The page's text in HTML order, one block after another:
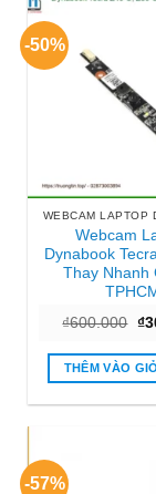
-50%
WEBCAM LAPTOP
Webcam
Dynabook
Thay Nhanh
₫600.000
là:
₫
THÊM VÀO
-57%